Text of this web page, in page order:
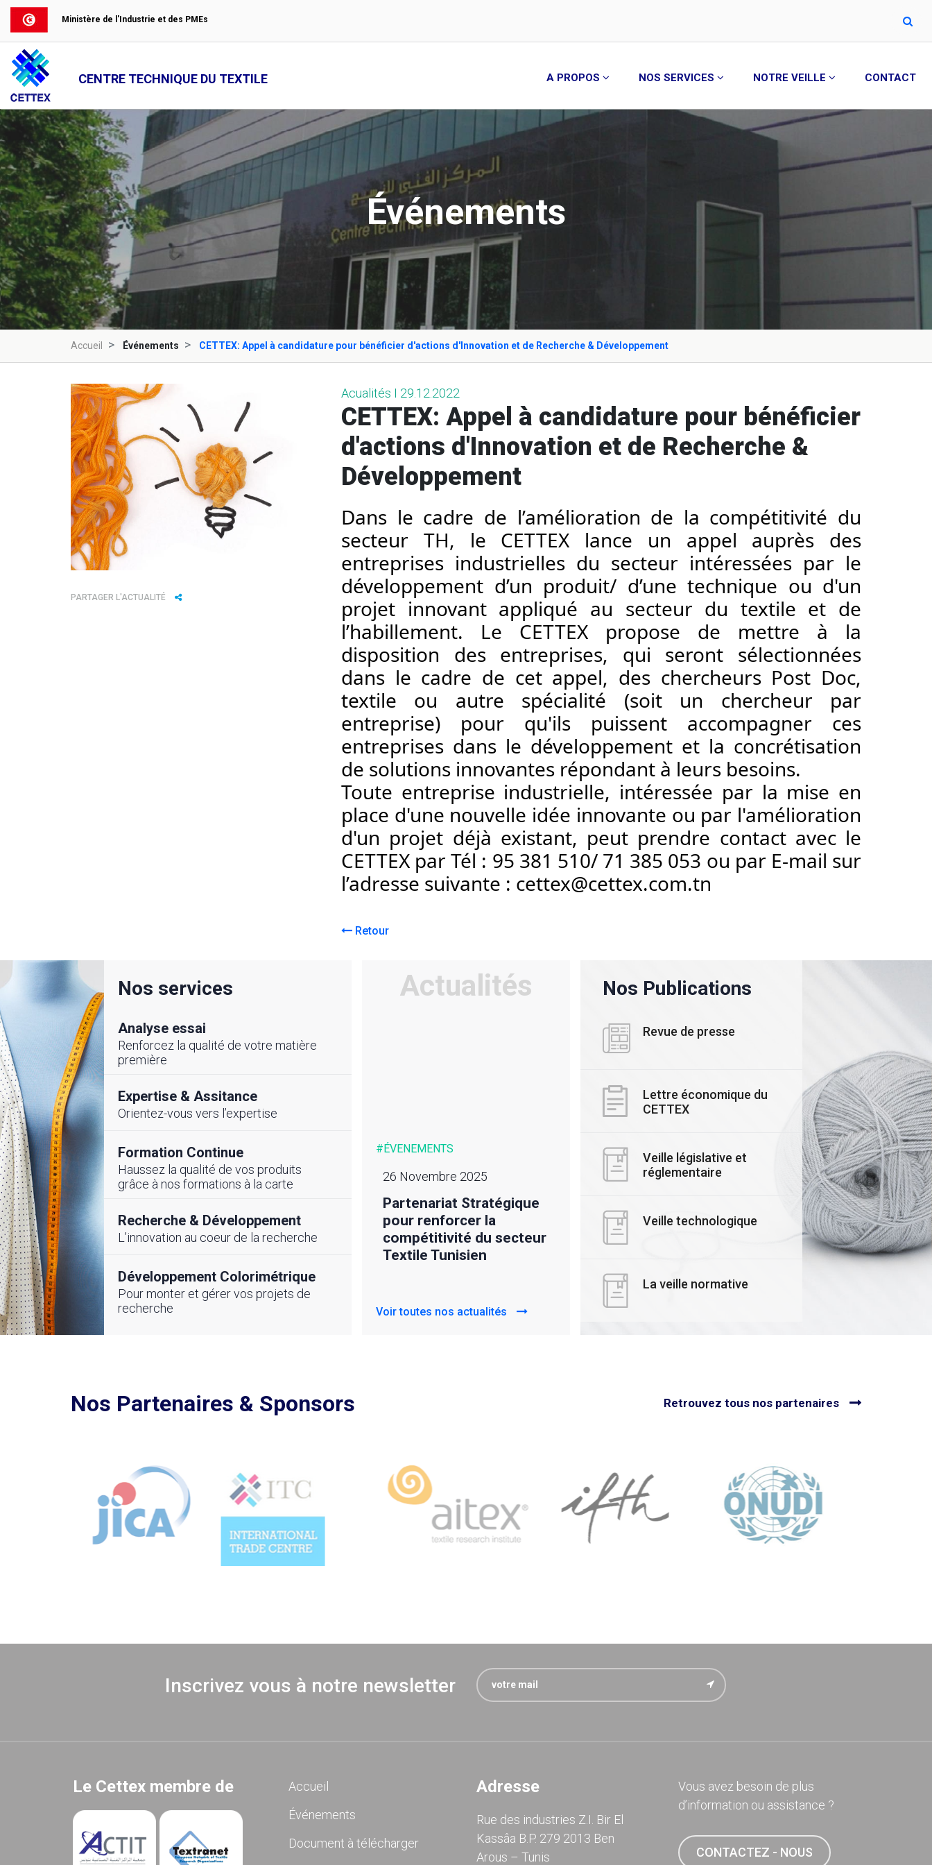
Ministère de l'Industrie et des PMEs
CENTRE TECHNIQUE DU TEXTILE A PROPOS NOS SERVICES NOTRE VEILLE CONTACT
Événements
Accueil Événements CETTEX: Appel à candidature pour bénéficier d'actions d'Innovation et de Recherche & Développement
PARTAGER L'ACTUALITÉ
Acualités I 29.12.2022
CETTEX: Appel à candidature pour bénéficier
d'actions d'Innovation et de Recherche &
Développement
Dans le cadre de l’amélioration de la compétitivité du
secteur TH, le CETTEX lance un appel auprès des
entreprises industrielles du secteur intéressées par le
développement d’un produit/ d’une technique ou d'un
projet innovant appliqué au secteur du textile et de
l’habillement. Le CETTEX propose de mettre à la
disposition des entreprises, qui seront sélectionnées
dans le cadre de cet appel, des chercheurs Post Doc,
textile ou autre spécialité (soit un chercheur par
entreprise) pour qu'ils puissent accompagner ces
entreprises dans le développement et la concrétisation
de solutions innovantes répondant à leurs besoins.
Toute entreprise industrielle, intéressée par la mise en
place d'une nouvelle idée innovante ou par l'amélioration
d'un projet déjà existant, peut prendre contact avec le
CETTEX par Tél : 95 381 510/ 71 385 053 ou par E-mail sur
l’adresse suivante : cettex@cettex.com.tn
Retour
Nos services
Analyse essai
Renforcez la qualité de votre matière
première
Expertise & Assitance
Orientez-vous vers l’expertise
Formation Continue
Haussez la qualité de vos produits
grâce à nos formations à la carte
Recherche & Développement
L’innovation au coeur de la recherche
Développement Colorimétrique
Pour monter et gérer vos projets de
recherche
Actualités
2025
de
CETTEX-
la Compétitivité
et Digitale du
Habillement
nos actualités
#ÉVENEMENTS
26 Novembre 2025
pour renforcer la
compétitivité du secteur
Voir toutes nos actualités
#ÉVENEMENTS
23 Novembre 2025
Audit de renouvellement
ISO 9001:2015 du
CETTEX
#ACTUALITE
24 mars 2025
réduisez et valorisez
𝙫𝙤𝙩𝙧𝙚 𝙚𝙢𝙥𝙧𝙚𝙞𝙣𝙩𝙚
𝙘𝙖𝙧𝙗𝙤𝙣𝙚 avec le
#ACTUALITE
03 Novembre 2025
Le CETTEX
Transition :
Officiel de ses
Formateurs
Économie Circulaire
Nos Publications
Revue de presse
Lettre économique du
CETTEX
Veille législative et
réglementaire
Veille technologique
La veille normative
Nos Partenaires & Sponsors Retrouvez tous nos partenaires
Inscrivez vous à notre newsletter
Le Cettex membre de
Accueil
Événements
Document à télécharger
Adresse
Rue des industries Z.I. Bir El
Kassâa B.P. 279 2013 Ben
Arous – Tunis
Vous avez besoin de plus
d’information ou assistance ?
CONTACTEZ - NOUS